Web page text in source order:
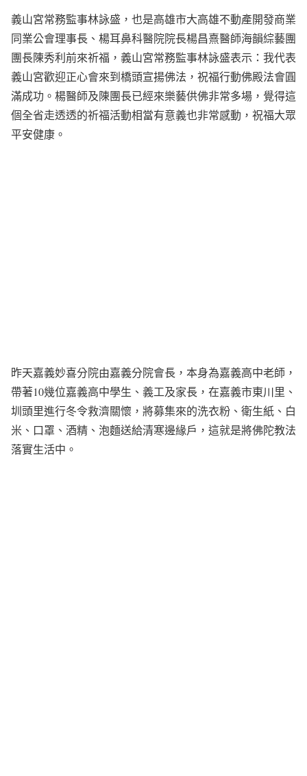
義山宮常務監事林詠盛，也是高雄市大高雄不動產開發商業
同業公會理事長、楊耳鼻科醫院院長楊昌熹醫師海韻綜藝團
團長陳秀利前來祈福，義山宮常務監事林詠盛表示：我代表
義山宮歡迎正心會來到橋頭宣揚佛法，祝福行動佛殿法會圓
滿成功。楊醫師及陳團長已經來樂藝供佛非常多場，覺得這
個全省走透透的祈福活動相當有意義也非常感動，祝福大眾
平安健康。
昨天嘉義妙喜分院由嘉義分院會長，本身為嘉義高中老師，
帶著10幾位嘉義高中學生、義工及家長，在嘉義市東川里、
圳頭里進行冬令救濟關懷，將募集來的洗衣粉、衛生紙、白
米、口罩、酒精、泡麵送給清寒邊緣戶，這就是將佛陀教法
落實生活中。